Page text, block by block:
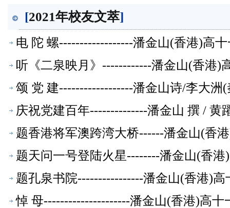
[2021年校友文萃]
电 陀 螺------------------潘金山(香港)高
听《二泉映月》------------潘金山(香港)
颂 党 建------------------潘金山诗/李大洲
庆祝党建百年--------------潘金山 撰 / 黄
题香港将军澳跨湾大桥------潘金山(香
题天问一号登陆火星--------潘金山(香
题孔泉书院----------------潘金山(香港)
悼 母---------------------潘金山(香港)高十